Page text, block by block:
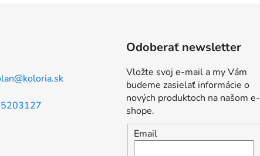
@koloria.sk
Odoberať newsletter
Vložte svoj e-mail a my Vám
budeme zasielať informácie o
nových produktoch na našom e-
shope.
Email